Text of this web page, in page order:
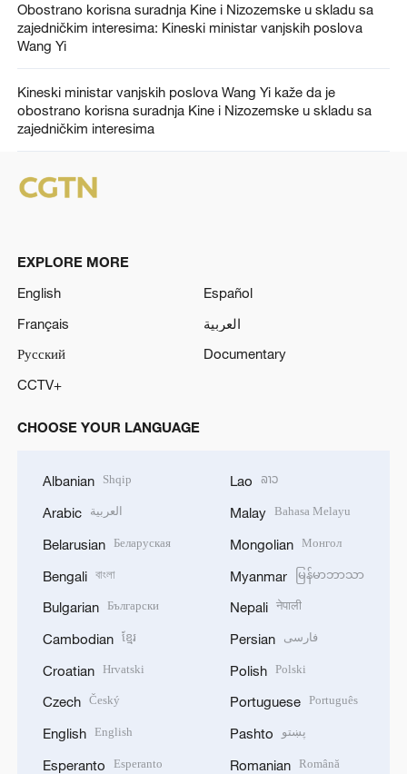
Obostrano korisna suradnja Kine i Nizozemske u skladu sa
zajedničkim interesima: Kineski ministar vanjskih poslova
Wang Yi
Kineski ministar vanjskih poslova Wang Yi kaže da je
obostrano korisna suradnja Kine i Nizozemske u skladu sa
zajedničkim interesima
EXPLORE MORE
English
Español
Français
العربية
Русский
Documentary
CCTV+
CHOOSE YOUR LANGUAGE
Albanian Shqip
Arabic العربية
Belarusian Беларуская
Bengali বাংলা
Bulgarian Български
Cambodian ខ្មែរ
Croatian Hrvatski
Czech Český
English English
Esperanto Esperanto
Lao ລາວ
Malay Bahasa Melayu
Mongolian Монгол
Myanmar မြန်မာဘာသာ
Nepali नेपाली
Persian فارسی
Polish Polski
Portuguese Português
Pashto پښتو
Romanian Română